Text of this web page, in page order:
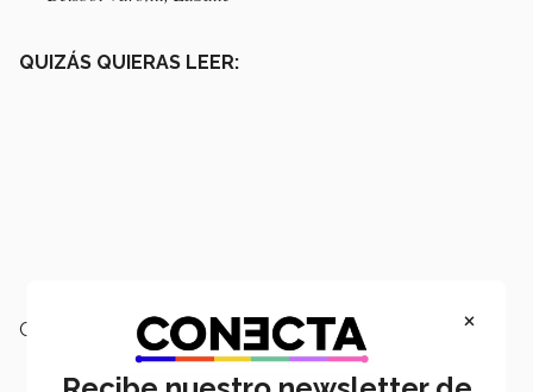
QUIZÁS QUIERAS LEER:
Campus: Ciudad Obregón
×